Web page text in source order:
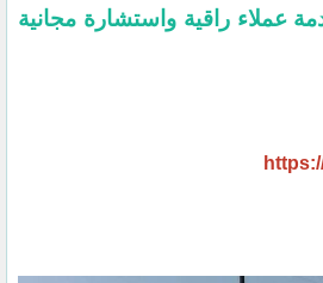
راقية واستشارة مجانية